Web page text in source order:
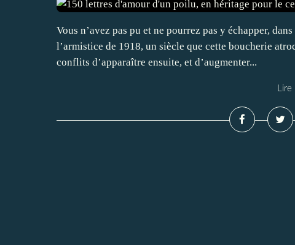
Vous n’avez pas pu et ne pourrez pas y échapper,
l’armistice de 1918, un siècle que cette boucherie
conflits d’apparaître ensuite, et d’augmenter...
Lire